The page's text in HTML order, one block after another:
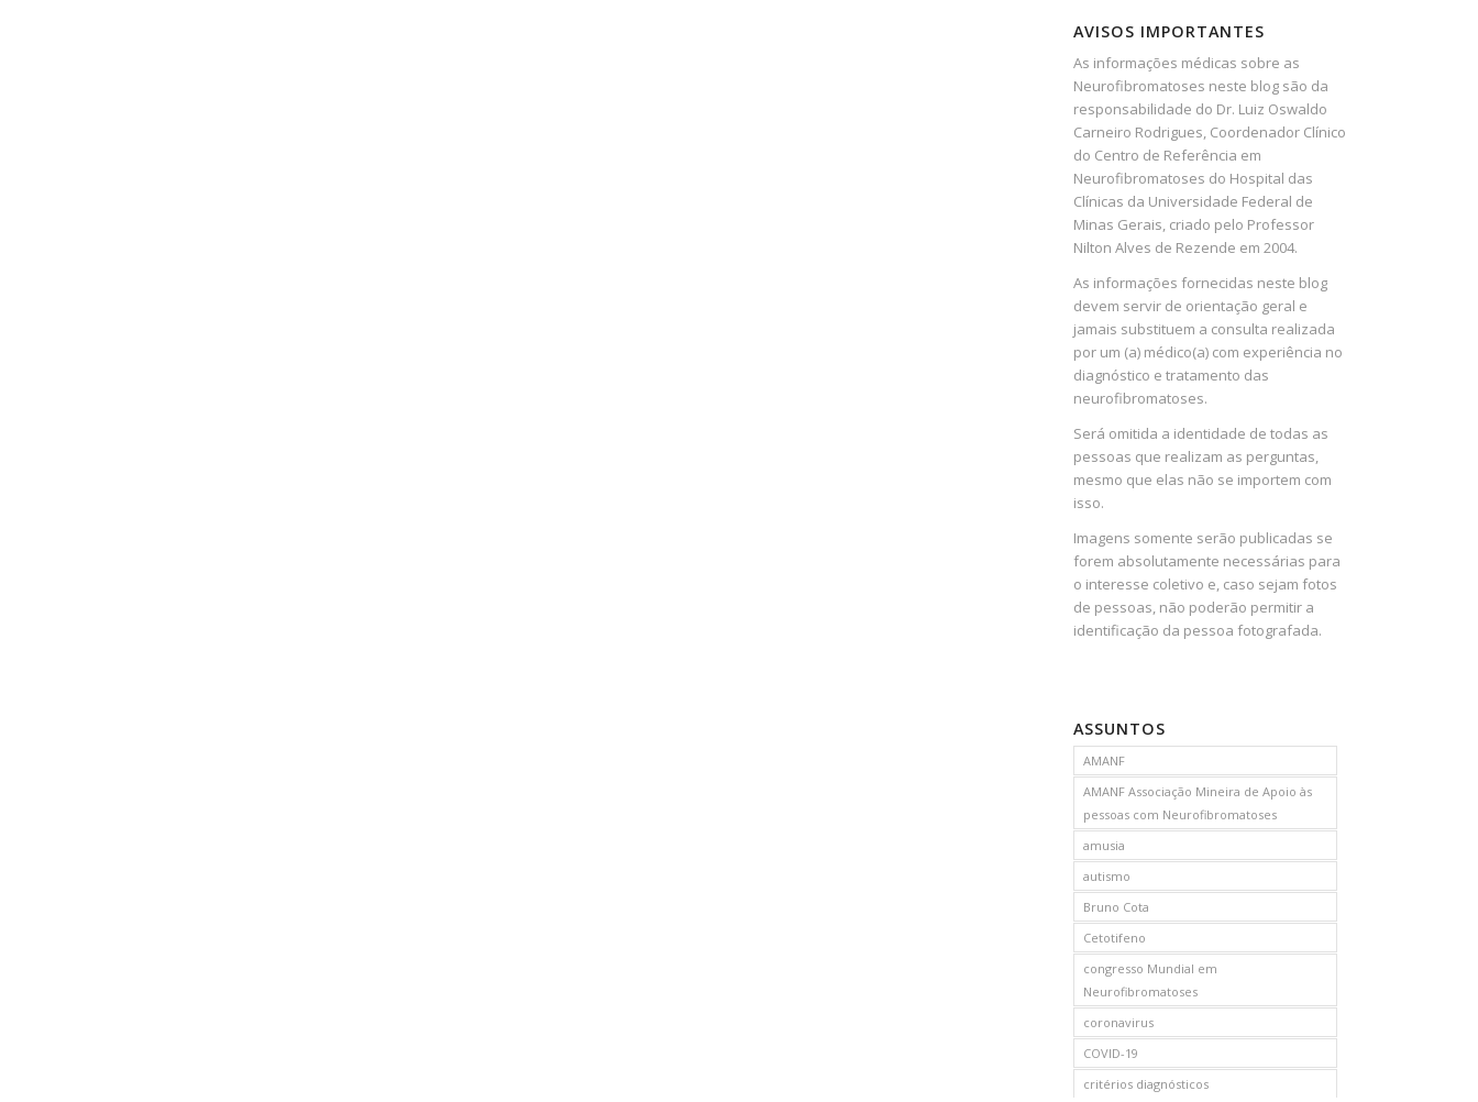
AVISOS IMPORTANTES
As informações médicas sobre as
Neurofibromatoses neste blog são da
responsabilidade do Dr. Luiz Oswaldo
Carneiro Rodrigues, Coordenador Clínico
do Centro de Referência em
Neurofibromatoses do Hospital das
Clínicas da Universidade Federal de
Minas Gerais, criado pelo Professor
Nilton Alves de Rezende em 2004.
As informações fornecidas neste blog
devem servir de orientação geral e
jamais substituem a consulta realizada
por um (a) médico(a) com experiência no
diagnóstico e tratamento das
neurofibromatoses.
Será omitida a identidade de todas as
pessoas que realizam as perguntas,
mesmo que elas não se importem com
isso.
Imagens somente serão publicadas se
forem absolutamente necessárias para
o interesse coletivo e, caso sejam fotos
de pessoas, não poderão permitir a
identificação da pessoa fotografada.
ASSUNTOS
AMANF
AMANF Associação Mineira de Apoio às
pessoas com Neurofibromatoses
amusia
autismo
Bruno Cota
Cetotifeno
congresso Mundial em
Neurofibromatoses
coronavirus
COVID-19
critérios diagnósticos